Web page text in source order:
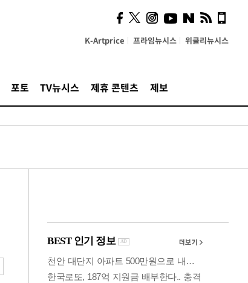
K-Artprice 프라임뉴시스 위클리뉴시스
포토 TV뉴시스 제휴 콘텐츠 제보
"5·8·9호선 출퇴근 혼잡,
정부 국비지원 필요"